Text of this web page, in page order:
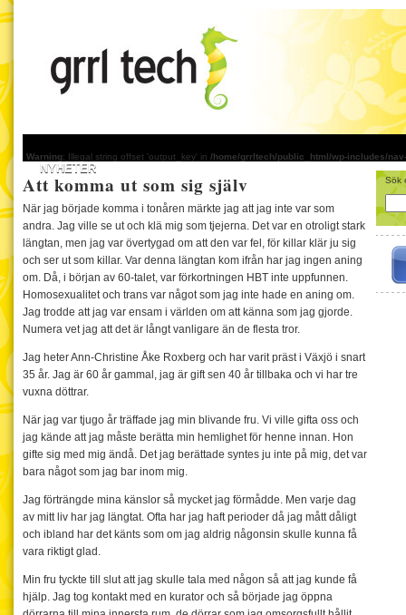
Warning: Illegal string offset 'output_key' in /home/grrltech/public_html/wp-includes/
NYHETER
Att komma ut som sig själv
När jag började komma i tonåren märkte jag att jag inte var som
andra. Jag ville se ut och klä mig som tjejerna. Det var en otroligt stark
längtan, men jag var övertygad om att den var fel, för killar klär ju sig
och ser ut som killar. Var denna längtan kom ifrån har jag ingen aning
om. Då, i början av 60-talet, var förkortningen HBT inte uppfunnen.
Homosexualitet och trans var något som jag inte hade en aning om.
Jag trodde att jag var ensam i världen om att känna som jag gjorde.
Numera vet jag att det är långt vanligare än de flesta tror.
Jag heter Ann-Christine Åke Roxberg och har varit präst i Växjö i snart
35 år. Jag är 60 år gammal, jag är gift sen 40 år tillbaka och vi har tre
vuxna döttrar.
När jag var tjugo år träffade jag min blivande fru. Vi ville gifta oss och
jag kände att jag måste berätta min hemlighet för henne innan. Hon
gifte sig med mig ändå. Det jag berättade syntes ju inte på mig, det var
bara något som jag bar inom mig.
Jag förträngde mina känslor så mycket jag förmådde. Men varje dag
av mitt liv har jag längtat. Ofta har jag haft perioder då jag mått dåligt
och ibland har det känts som om jag aldrig någonsin skulle kunna få
vara riktigt glad.
Min fru tyckte till slut att jag skulle tala med någon så att jag kunde få
hjälp. Jag tog kontakt med en kurator och så började jag öppna
Sök